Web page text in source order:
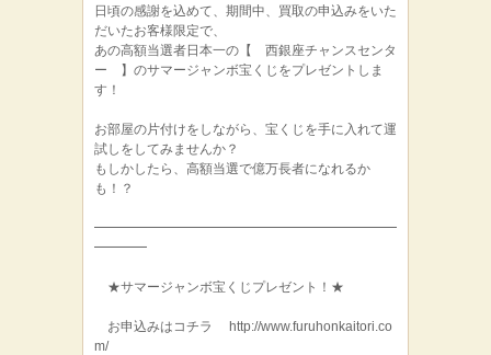
日頃の感謝を込めて、期間中、買取の申込みをいた
だいたお客様限定で、
あの高額当選者日本一の【 西銀座チャンスセンタ
ー 】のサマージャンボ宝くじをプレゼントしま
す！
お部屋の片付けをしながら、宝くじを手に入れて運
試しをしてみませんか？
もしかしたら、高額当選で億万長者になれるか
も！？
━━━━━━━━━━━━━━━━━━━━━━━
━━━━
★サマージャンボ宝くじプレゼント！★
お申込みはコチラ http://www.furuhonkaitori.co
m/